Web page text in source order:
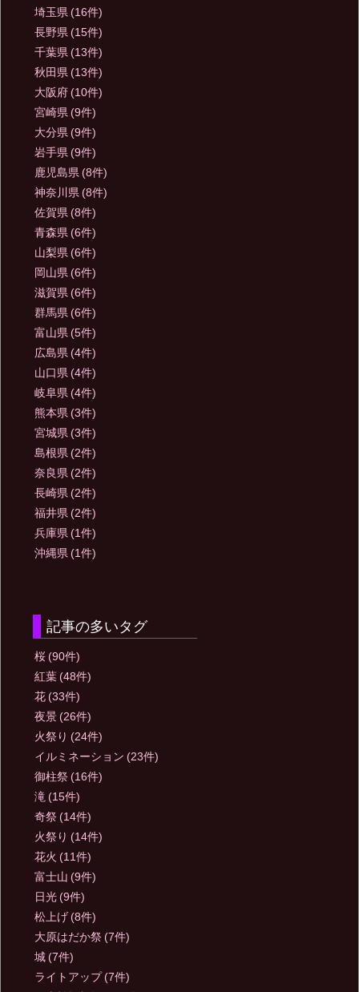
埼玉県 (16件)
長野県 (15件)
千葉県 (13件)
秋田県 (13件)
大阪府 (10件)
宮崎県 (9件)
大分県 (9件)
岩手県 (9件)
鹿児島県 (8件)
神奈川県 (8件)
佐賀県 (8件)
青森県 (6件)
山梨県 (6件)
岡山県 (6件)
滋賀県 (6件)
群馬県 (6件)
富山県 (5件)
広島県 (4件)
山口県 (4件)
岐阜県 (4件)
熊本県 (3件)
宮城県 (3件)
島根県 (2件)
奈良県 (2件)
長崎県 (2件)
福井県 (2件)
兵庫県 (1件)
沖縄県 (1件)
記事の多いタグ
桜 (90件)
紅葉 (48件)
花 (33件)
夜景 (26件)
火祭り (24件)
イルミネーション (23件)
御柱祭 (16件)
滝 (15件)
奇祭 (14件)
火祭り (14件)
花火 (11件)
富士山 (9件)
日光 (9件)
松上げ (8件)
大原はだか祭 (7件)
城 (7件)
ライトアップ (7件)